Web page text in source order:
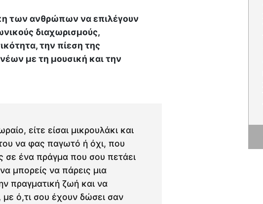
των ανθρώπων να επιλέγουν
διαχωρισμούς,
την πίεση της
με τη μουσική και την
είτε είσαι μικρουλάκι και
να φας παγωτό ή όχι, που
ένα πράγμα που σου πετάει
μπορείς να πάρεις μια
πραγματική ζωή και να
με ό,τι σου έχουν δώσει σαν